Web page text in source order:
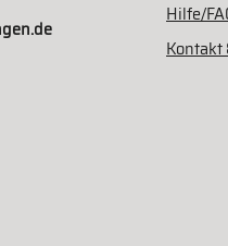
Hilfe/
Kontakt